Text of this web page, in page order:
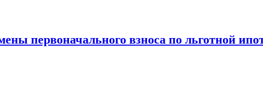
первоначального взноса по льготной